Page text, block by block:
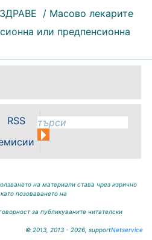
09:37:40
поредица от
достъп
ЗДРАВЕ / Масово лекарите
или предпенсионна
RSS
на материали става чрез изрично
позоваването на
за публикуваните читателски
© 2013, 2013 - 2026, supportNetservice